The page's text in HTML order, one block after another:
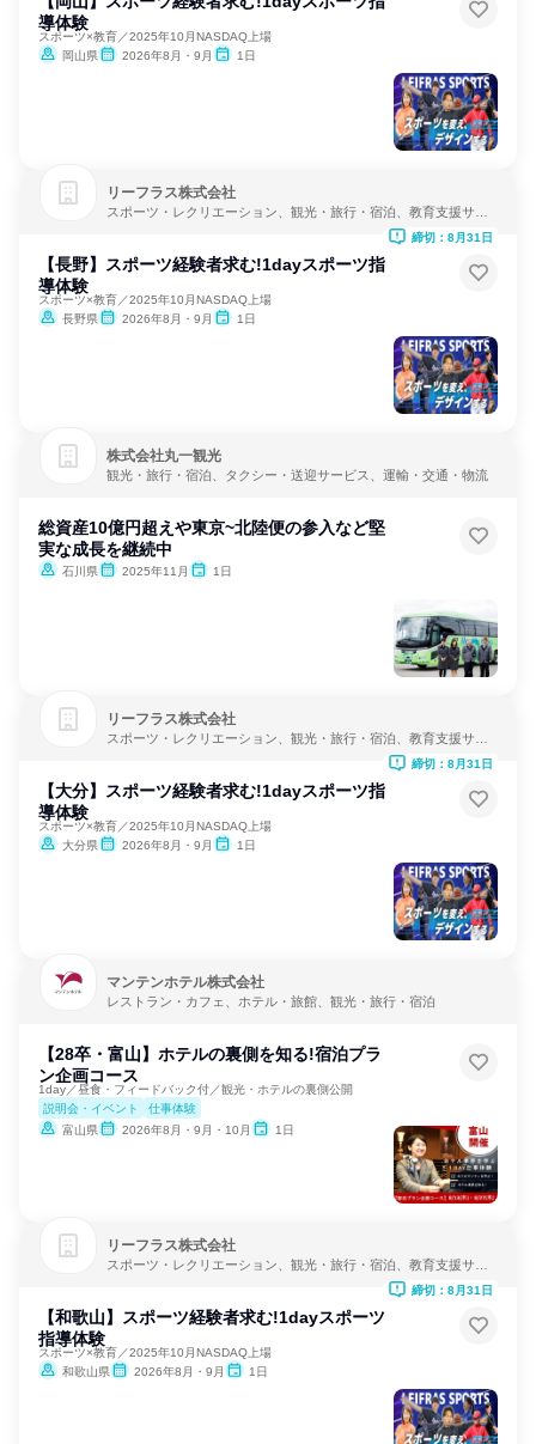
導体験
スポーツ×教育／2025年10月NASDAQ上場
岡山県
2026年8月・9月 1日
リーフラス株式会社
スポーツ・レクリエーション、観光・旅行・宿泊、教育支援サー
【長野】スポーツ経験者求む!1dayスポーツ指
導体験
スポーツ×教育／2025年10月NASDAQ上場
長野県
2026年8月・9月 1日
締切：8月31日
株式会社丸一観光
観光・旅行・宿泊、タクシー・送迎サービス、運輸・交通・物流
総資産10億円超えや東京~北陸便の参入など堅
実な成長を継続中
石川県 2025年11月 1日
リーフラス株式会社
スポーツ・レクリエーション、観光・旅行・宿泊、教育支援サー
【大分】スポーツ経験者求む!1dayスポーツ指
導体験
スポーツ×教育／2025年10月NASDAQ上場
大分県
2026年8月・9月 1日
締切：8月31日
マンテンホテル株式会社
レストラン・カフェ、ホテル・旅館、観光・旅行・宿泊
【28卒・富山】ホテルの裏側を知る!宿泊プラ
ン企画コース
1day／昼食・フィードバック付／観光・ホテルの裏側公開
説明会・イベント
仕事体験
富山県
2026年8月・9月・10月 1日
リーフラス株式会社
スポーツ・レクリエーション、観光・旅行・宿泊、教育支援サー
【和歌山】スポーツ経験者求む!1dayスポーツ
指導体験
スポーツ×教育／2025年10月NASDAQ上場
和歌山県
2026年8月・9月 1日
締切：8月31日